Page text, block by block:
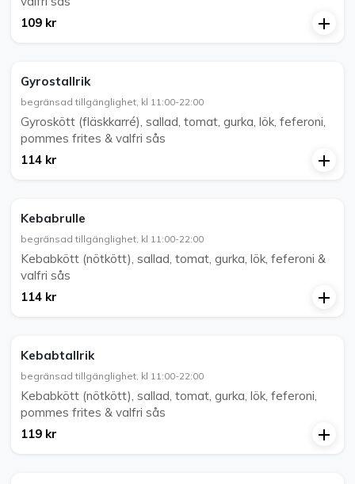
109 kr
Gyrostallrik
begränsad tillgänglighet, kl 11:00-22:00
Gyroskött (fläskkarré), sallad, tomat, gurka, lök, feferoni,
pommes frites & valfri sås
114 kr
Kebabrulle
begränsad tillgänglighet, kl 11:00-22:00
Kebabkött (nötkött), sallad, tomat, gurka, lök, feferoni &
valfri sås
114 kr
Kebabtallrik
begränsad tillgänglighet, kl 11:00-22:00
Kebabkött (nötkött), sallad, tomat, gurka, lök, feferoni,
pommes frites & valfri sås
119 kr